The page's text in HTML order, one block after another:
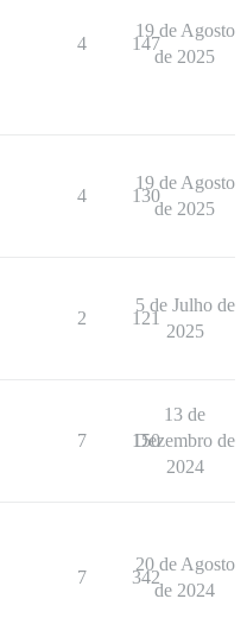
4 147
19 de Agosto
de 2025
4 130
19 de Agosto
de 2025
2 121
5 de Julho de
2025
7 150
13 de
Dezembro de
2024
7 342
20 de Agosto
de 2024